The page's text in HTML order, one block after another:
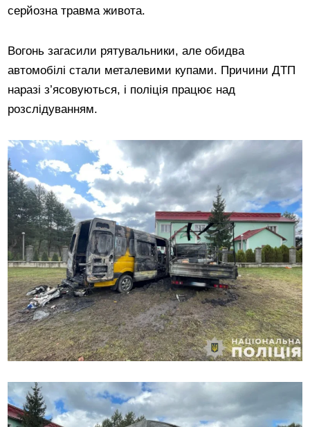
серйозна травма живота.
Вогонь загасили рятувальники, але обидва
автомобілі стали металевими купами. Причини ДТП
наразі з’ясовуються, і поліція працює над
розслідуванням.